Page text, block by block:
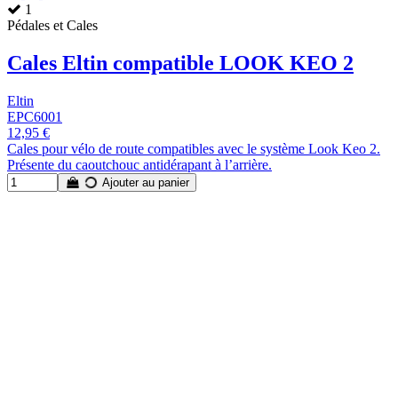
1
Pédales et Cales
Cales Eltin compatible LOOK KEO 2
Eltin
EPC6001
12,95 €
Cales pour vélo de route compatibles avec le système Look Keo 2.
Présente du caoutchouc antidérapant à l’arrière.
Ajouter au panier